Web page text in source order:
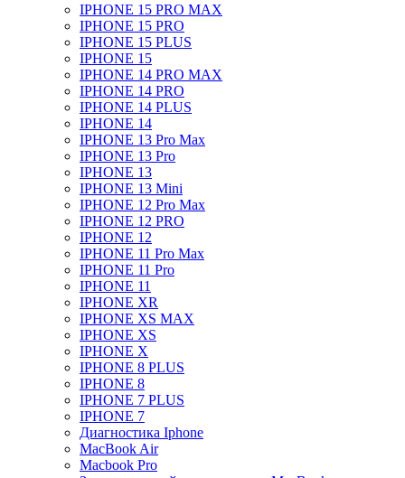
IPHONE 15 PRO MAX
IPHONE 15 PRO
IPHONE 15 PLUS
IPHONE 15
IPHONE 14 PRO MAX
IPHONE 14 PRO
IPHONE 14 PLUS
IPHONE 14
IPHONE 13 Pro Max
IPHONE 13 Pro
IPHONE 13
IPHONE 13 Mini
IPHONE 12 Pro Max
IPHONE 12 PRO
IPHONE 12
IPHONE 11 Pro Max
IPHONE 11 Pro
IPHONE 11
IPHONE XR
IPHONE XS MAX
IPHONE XS
IPHONE X
IPHONE 8 PLUS
IPHONE 8
IPHONE 7 PLUS
IPHONE 7
Диагностика Iphone
MacBook Air
Macbook Pro